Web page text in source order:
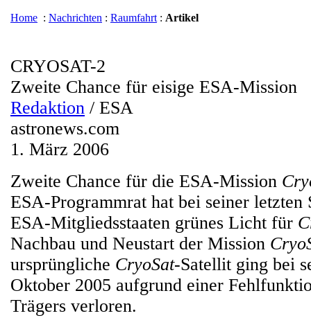
Home : Nachrichten : Raumfahrt : Artikel
CRYOSAT-2
Zweite Chance für eisige ESA-Mission
Redaktion / ESA
astronews.com
1. März 2006
Zweite Chance für die ESA-Mission
ESA-Programmrat hat bei seiner letzten
ESA-Mitgliedsstaaten grünes Licht für
Nachbau und Neustart der Mission
ursprüngliche CryoSat-Satellit ging bei
Oktober 2005 aufgrund einer
Trägers verloren.